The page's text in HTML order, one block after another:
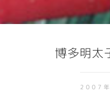
博多明太
2007